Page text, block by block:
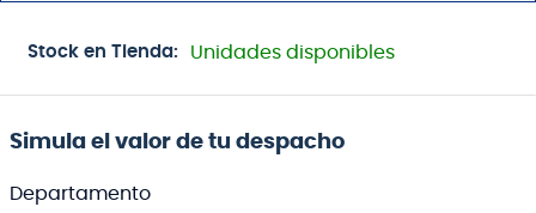
Stock en Tienda: Unidades disponibles
Simula el valor de tu despacho
Departamento